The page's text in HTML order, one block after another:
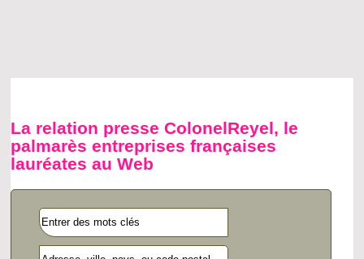
La relation presse ColonelReyel, le
palmarès entreprises françaises
lauréates au Web